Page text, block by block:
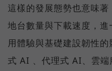
這樣的發展態勢也意味
地台數量與下載速度，
用體驗與基礎建設韌性
式 AI 、代理式 AI、雲端